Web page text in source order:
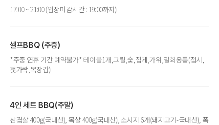
17:00 ~ 21:00 (입장마감시간 : 19:00까지)
셀프BBQ (주중)
*주중 연휴 기간 예약불가* 테이블1개,그릴,숯,집게,가위,일회용품(접시,
젓가락,목장갑)
4인 세트 BBQ(주말)
삼겹살 400g(국내산), 목살 400g(국내산), 소시지 6개(돼지고기-국내산), 폭